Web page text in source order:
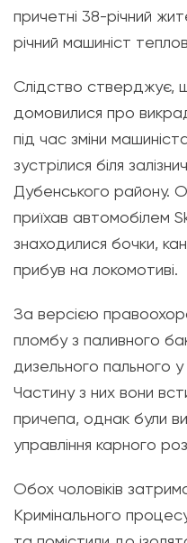
причетні 38-річний
річний машиніст
Слідство стверджує,
домовилися про
під час зміни
зустрілися біля
Дубенського району.
приїхав автомобілем
знаходилися бочки,
прибув на локомотиві.
За версією
пломбу з паливного
дизельного пального у
Частину з них вони
причепа, однак були
управління карного
Обох чоловіків
Кримінального